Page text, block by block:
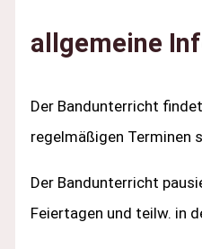
allgemeine
Der Bandunterricht
regelmäßigen Terminen
Der Bandunterricht
Feiertagen und teilw. in